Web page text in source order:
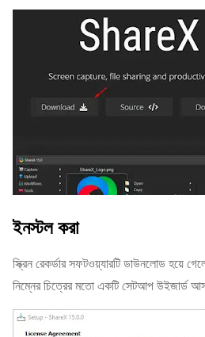
ইনস্টল করা
স্ক্রিন রেকর্ডার সফটওয়্যারটি ডাউনলোড হয়ে
নিম্নের চিত্রের মতো একটি সেটআপ উইজার্ড